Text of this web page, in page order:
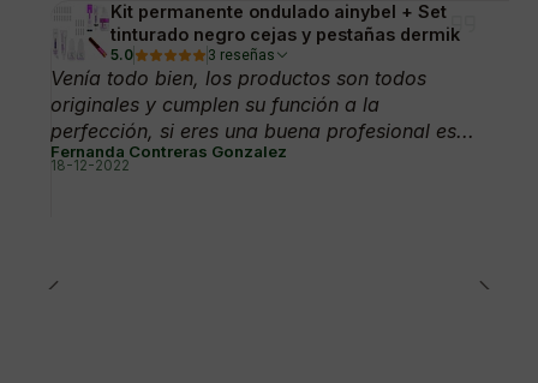
Kit permanente ondulado ainybel + Set
tinturado negro cejas y pestañas dermik
5.0 3 reseñas
Venía todo bien, los productos son todos
originales y cumplen su función a la
perfección, si eres una buena profesional es...
Fernanda Contreras Gonzalez
18-12-2022